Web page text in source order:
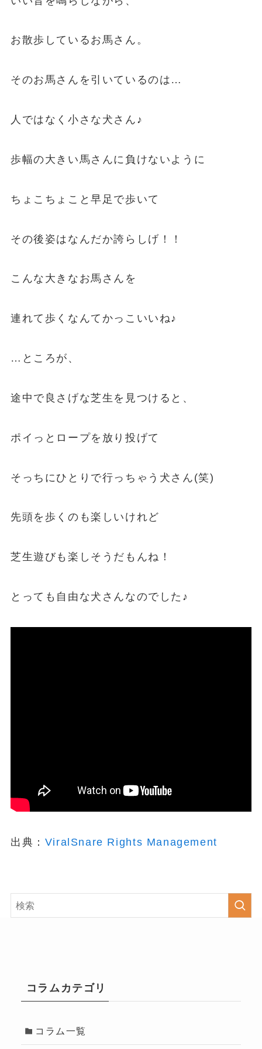
お散歩しているお馬さん。
そのお馬さんを引いているのは…
人ではなく小さな犬さん♪
歩幅の大きい馬さんに負けないように
ちょこちょこと早足で歩いて
その後姿はなんだか誇らしげ！！
こんな大きなお馬さんを
連れて歩くなんてかっこいいね♪
…ところが、
途中で良さげな芝生を見つけると、
ポイっとロープを放り投げて
そっちにひとりで行っちゃう犬さん(笑)
先頭を歩くのも楽しいけれど
芝生遊びも楽しそうだもんね！
とっても自由な犬さんなのでした♪
出典： ViralSnare Rights Management
コラムカテゴリ
コラム一覧